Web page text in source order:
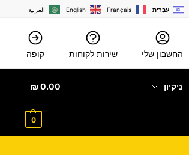
العربية English Français עִבְרִית
החשבון שלי שירות לקוחות קופה
ניקיון 0.00
₪
0